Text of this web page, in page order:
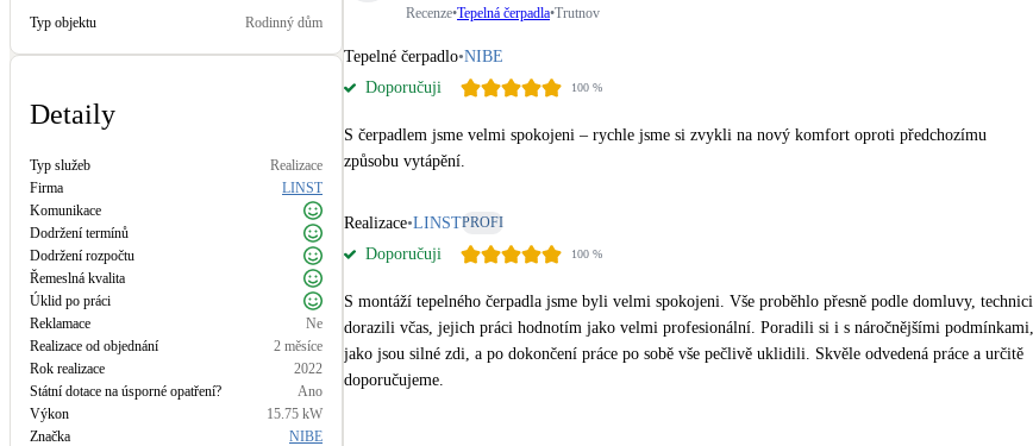
Teplovzdušné vytápění
Žaluzie, markýzy, pergoly
Akumulace dešťovky
NEW
Malé i velké turbíny
Typ objektu Rodinný dům
Detaily
Typ služeb
Realizace
Firma
LINST
Komunikace
Dodržení termínů
Dodržení rozpočtu
Řemeslná kvalita
Úklid po práci
Reklamace
Ne
Realizace od objednání
2 měsíce
Rok realizace
2022
Státní dotace na úsporné opatření?
Ano
Výkon
15.75 kW
Značka
NIBE
Recenze•Tepelná čerpadla•Trutnov
Tepelné čerpadlo•NIBE
Doporučuji
100 %
S čerpadlem jsme velmi spokojeni – rychle jsme si zvykli na nový komfort oproti předchozímu
způsobu vytápění.
Realizace•LINSTPROFI
Doporučuji 100 %
S montáží tepelného čerpadla jsme byli velmi spokojeni. Vše proběhlo přesně podle domluvy, technici
dorazili včas, jejich práci hodnotím jako velmi profesionální. Poradili si i s náročnějšími podmínkami,
jako jsou silné zdi, a po dokončení práce po sobě vše pečlivě uklidili. Skvěle odvedená práce a určitě
doporučujeme.